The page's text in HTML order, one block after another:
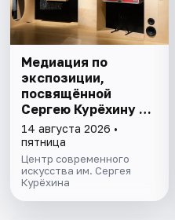
Медиация по
экспозиции,
посвящённой
Сергею Курёхину в
формате
музыкальной
гостиной
14 августа 2026 •
пятница
Центр современного
искусства им. Сергея
Курёхина